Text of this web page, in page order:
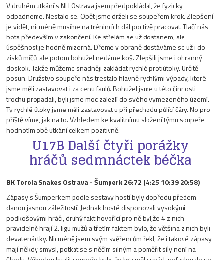
V druhém utkání s NH Ostrava jsem předpokládal, že fyzicky
odpadneme. Nestalo se. Opět jsme drželi se soupeřem krok. Zlepšení
je vidět, nicméně musíme na trénincích dál poctivě pracovat. Tlačí nás
bota především v zakončení. Ke střelám se už dostanem, ale
úspěšnost je hodně mizerná. Dřeme v obraně dostáváme se už i do
zisků míčů, ale potom bohužel nedáme koš. Zlepšili jsme i obranný
doskok. Takže můžeme snadněji zakládat rychlé protiútoky. Určitě
posun. Družstvo soupeře nás trestalo hlavně rychlými výpady, které
jsme měli zastavovat i za cenu faulů. Bohužel jsme u této činnosti
trochu propadali, byli jsme moc zalezlí do svého vymezeného území.
Ty rychlé útoky jsme měli zastavovat u při přechodu půlící čáry. No pro
příště víme, jak na to. Vzhledem ke kvalitnímu složení týmu soupeře
hodnotím obě utkání celkem pozitivně.
U17B Další čtyři porážky
hráčů sedmnáctek béčka
BK Torola Snakes Ostrava - Šumperk 26:72 (4:25 10:39 20:58)
Zápasy s Šumperkem podle sestavy hostí byly dopředu předem
danou jasnou záležitostí. Jednak hosté disponovali vysokými
podkošovými hráči, druhý fakt hovořící pro ně byl,že 4 z nich
pravidelně hrají 2. ligu mužů a třetím faktem bylo, že většina z nich byli
devatenáctky. Nicméně jsem svým svěřencům řekl, že i takové zápasy
mají někdy smysl, potkat se s něčím silným a poměřit síly není na